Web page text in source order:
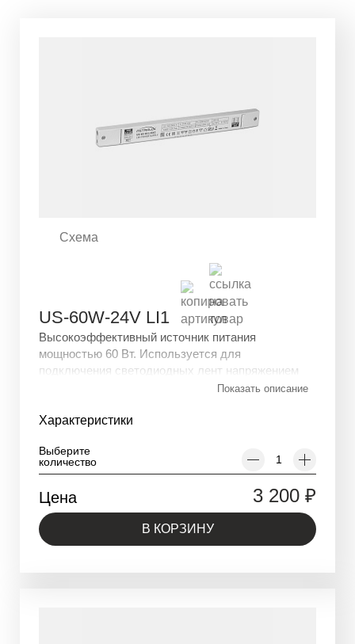
Схема
US-60W-24V LI1
Высокоэффективный источник питания
мощностью 60 Вт. Используется для
подключения светодиодных лент напряжением
24V. Устройство защищено от перегрузки и
Показать описание
Характеристики
Выберите
количество
Цена 3 200 ₽
В КОРЗИНУ